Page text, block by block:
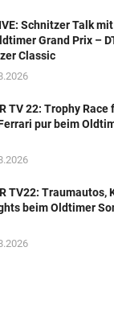
Schnitzer Talk mit
Grand Prix –
Classic
TV 22: Trophy Race
pur beim
TV22: Traumautos,
beim Oldtimer